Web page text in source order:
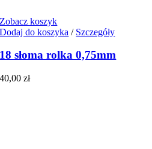
Zobacz koszyk
Dodaj do koszyka / Szczegóły
18 słoma rolka 0,75mm
40,00zł